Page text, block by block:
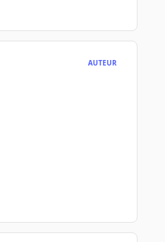
AUTEUR